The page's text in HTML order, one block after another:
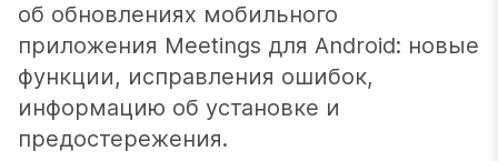
об обновлениях мобильного
приложения Meetings для Android: новые
функции, исправления ошибок,
информацию об установке и
предостережения.